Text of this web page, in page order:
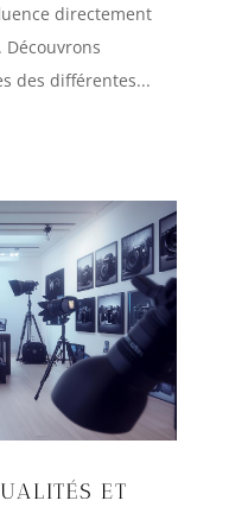
directement
des différentes...
ET